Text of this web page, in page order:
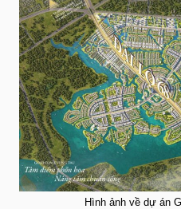
Hình ảnh về dự án